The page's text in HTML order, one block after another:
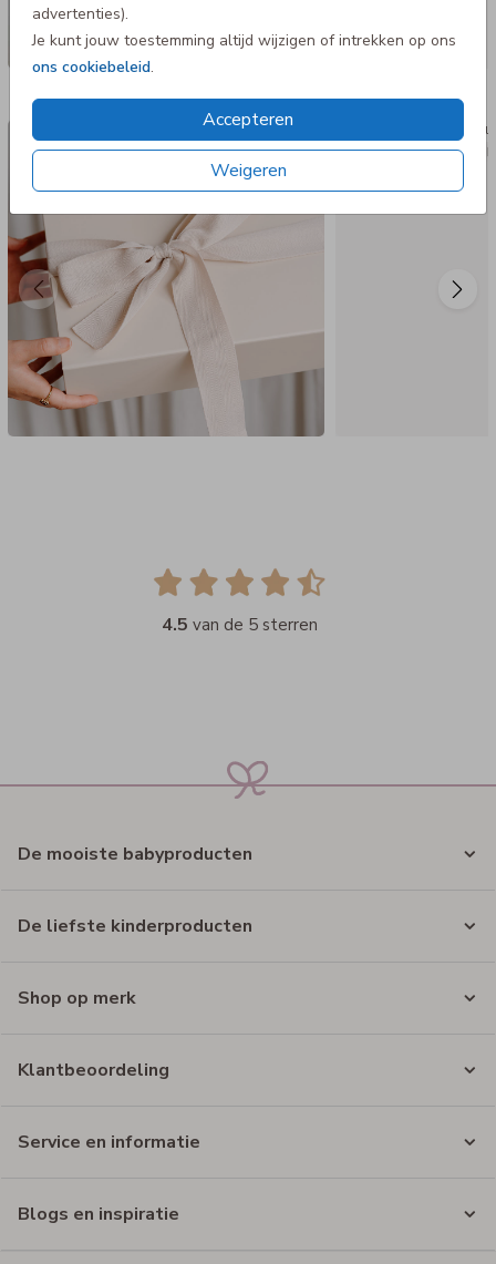
advertenties).
Je kunt jouw toestemming altijd wijzigen of intrekken op ons
ons cookiebeleid.
Accepteren
Weigeren
Nog meer in deze stijl
Mepal
4.5 van de 5 sterren
De mooiste babyproducten
De liefste kinderproducten
Shop op merk
Klantbeoordeling
Service en informatie
Blogs en inspiratie